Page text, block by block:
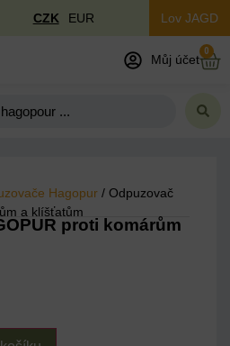
CZK EUR Lov JAGD
Můj účet
0
Hagopur / Odpuzovač
a klíšťatům
proti komárům